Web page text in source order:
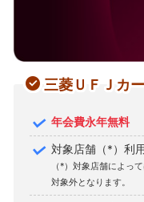
三菱ＵＦＪカ
年会費永年無料
対象店舗（*）利
（*）対象店舗によっ
対象外となります。